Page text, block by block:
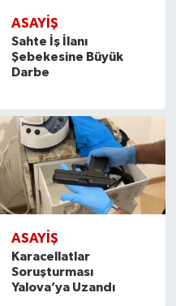
ASAYİŞ
Sahte İş İlanı
Şebekesine Büyük
Darbe
ASAYİŞ
Karacellatlar
Soruşturması
Yalova’ya Uzandı